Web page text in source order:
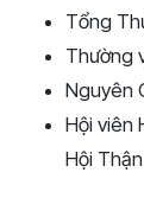
Tổng
Thường
Nguyên
Hội viên
Hội